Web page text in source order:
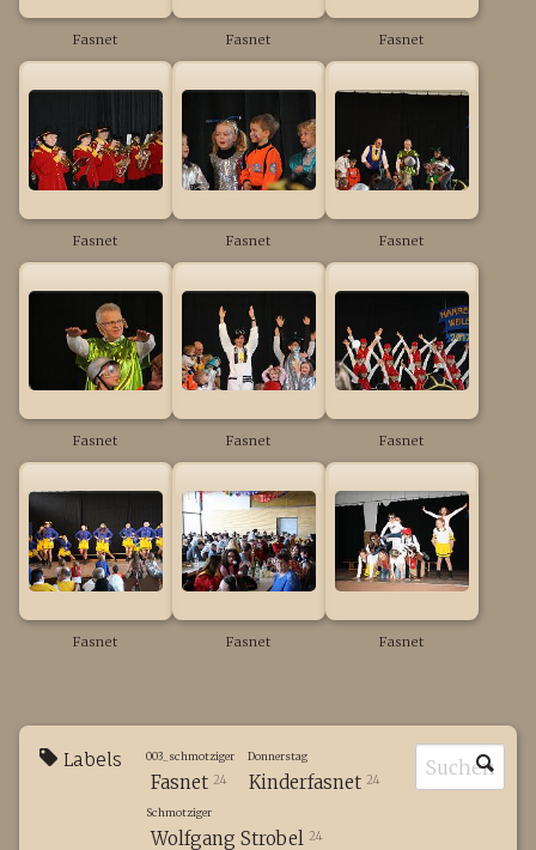
Fasnet Fasnet Fasnet
Fasnet Fasnet Fasnet
Fasnet Fasnet Fasnet
Fasnet Fasnet Fasnet
Labels 003_schmotziger Donnerstag
Fasnet 24 Kinderfasnet 24
Schmotziger
Wolfgang Strobel 24